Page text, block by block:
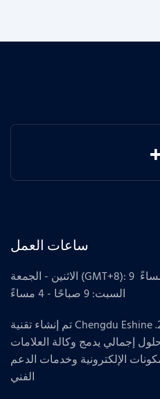
ساعات العمل
الاثنين - الجمعة (GMT+8): 9 صباحًا - 6 مساءً
السبت: 9 صباحًا - 4 مساءً
تم إنشاء تقنية Chengdu Eshine في عام 2009.
إجمالي يدمج وكالة العلامات
الإلكترونية وخدمات الدعم